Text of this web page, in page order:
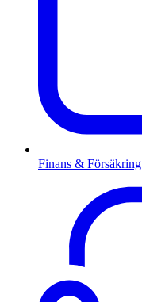
Finans & Försäkring